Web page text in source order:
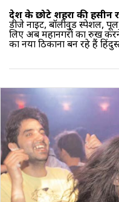
देश के छोटे शहरों की हसीन
डीजे नाइट, बॉलीवुड स्पेशल,
लिए अब महानगरों का रुख
का नया ठिकाना बन रहे हैं